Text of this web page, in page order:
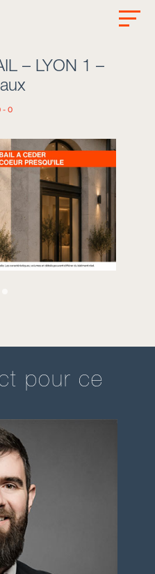
– LYON 1 –
0
pour ce